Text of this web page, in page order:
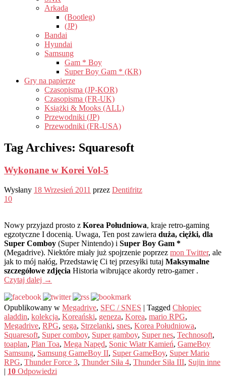
Arkada
(Bootleg)
(JP)
Bandai
Hyundai
Samsung
Gam * Boy
Super Boy Gam * (KR)
Gry na papierze
Czasopisma (JP-KOR)
Czasopisma (FR-UK)
Książki & Mooks (ALL)
Przewodniki (JP)
Przewodniki (FR-USA)
Tag Archives: Squaresoft
Wykonane w Korei Vol-5
Wysłany 18 Wrzesień 2011 przez Dentifritz
10
Nowy przyjazd prosto z Korea Południowa, kraje retro-gaming
egzotyczne I docenią. Uwaga, Ten post zawiera duża, ciężki, dla
Super Comboy (Super Nintendo) i Super Boy Gam *
(Megadrive). Niektóre miały już spojrzenie poprzez mon Twitter, ale
jak to mój nałóg, Przedstawię Ci tej przesyłki tutaj Maksymalne
szczegółowe zdjęcia Historia wibrujące akordy retro-gamer .
Czytaj dalej →
Opublikowany w Megadrive, SFC / SNES | Tagged Chłopiec
aladdin, kolekcja, Koreański, geneza, Korea, mario RPG,
Megadrive, RPG, sega, Strzelanki, snes, Korea Południowa,
Squaresoft, Super comboy, Super gamboy, Super nes, Technosoft,
toaplan, Plan Toa, Mega Napęd, Sonic Wiatr Kamień, GameBoy
Samsung, Samsung GameBoy II, Super GameBoy, Super Mario
RPG, Thunder Force 3, Thunder Siła 4, Thunder Siła III, Sujin inne
| 10 Odpowiedzi